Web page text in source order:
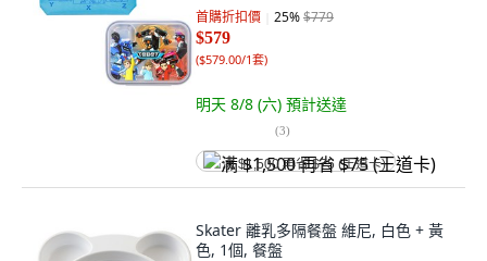
首購折扣價 25%$779
$579
($579.00/1套)
明天 8/8 (六) 預計送達
(3)
满 $1,500 再省 $75 (王道卡)
Skater 離乳多隔餐盤 維尼, 白色 + 黃
色, 1個, 餐盤